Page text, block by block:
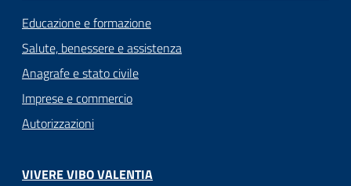
Educazione e formazione
Salute, benessere e assistenza
Anagrafe e stato civile
Imprese e commercio
Autorizzazioni
VIVERE VIBO VALENTIA